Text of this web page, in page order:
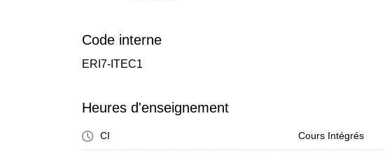
Code interne
ERI7-ITEC1
Heures d'enseignement
CI Cours Intégrés